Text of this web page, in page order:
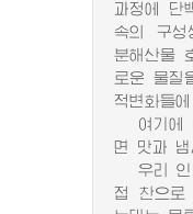
과정에 단
속의 구성
분해산물
로운 물질
적변화들
여기에
면 맛과 냄
우리 인
접 찬으로